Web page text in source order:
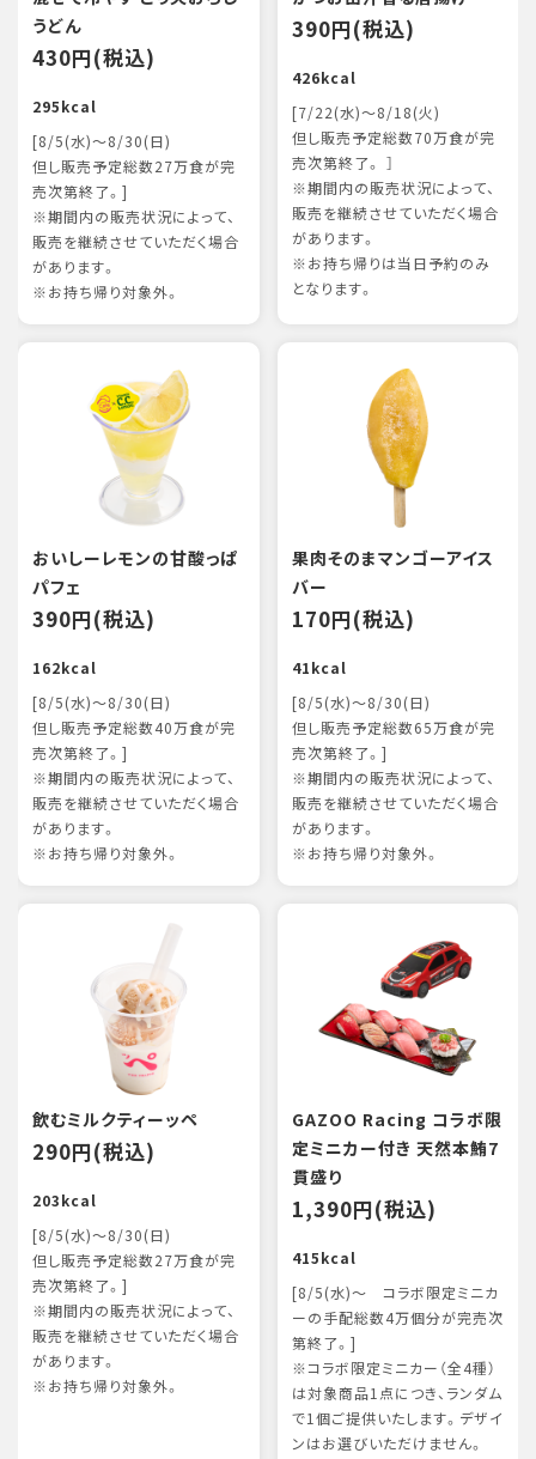
うどん
430円(税込)
295kcal
[8/5(水)～8/30(日)
但し販売予定総数27万食が完
売次第終了。]
※期間内の販売状況によって、
販売を継続させていただく場合
があります。
※お持ち帰り対象外。
390円(税込)
426kcal
[7/22(水)～8/18(火)
但し販売予定総数70万食が完
売次第終了。 ］
※期間内の販売状況によって、
販売を継続させていただく場合
があります。
※お持ち帰りは当日予約のみ
となります。
おいしーレモンの甘酸っぱ
パフェ
390円(税込)
162kcal
[8/5(水)～8/30(日)
但し販売予定総数40万食が完
売次第終了。]
※期間内の販売状況によって、
販売を継続させていただく場合
があります。
※お持ち帰り対象外。
果肉そのまマンゴーアイス
バー
170円(税込)
41kcal
[8/5(水)～8/30(日)
但し販売予定総数65万食が完
売次第終了。]
※期間内の販売状況によって、
販売を継続させていただく場合
があります。
※お持ち帰り対象外。
飲むミルクティーッペ
290円(税込)
203kcal
[8/5(水)～8/30(日)
但し販売予定総数27万食が完
売次第終了。]
※期間内の販売状況によって、
販売を継続させていただく場合
があります。
※お持ち帰り対象外。
GAZOO Racing コラボ限
定ミニカー付き 天然本鮪7
貫盛り
1,390円(税込)
415kcal
[8/5(水)～ コラボ限定ミニカ
ーの手配総数4万個分が完売次
第終了。]
※コラボ限定ミニカー（全4種）
は対象商品1点につき、ランダム
で1個ご提供いたします。デザイ
ンはお選びいただけません。